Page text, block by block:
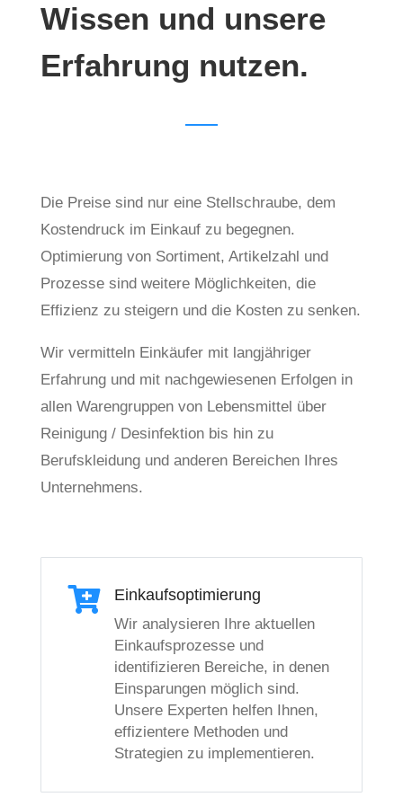
Wissen und unsere
Erfahrung nutzen.
Die Preise sind nur eine Stellschraube, dem
Kostendruck im Einkauf zu begegnen.
Optimierung von Sortiment, Artikelzahl und
Prozesse sind weitere Möglichkeiten, die
Effizienz zu steigern und die Kosten zu senken.
Wir vermitteln Einkäufer mit langjähriger
Erfahrung und mit nachgewiesenen Erfolgen in
allen Warengruppen von Lebensmittel über
Reinigung / Desinfektion bis hin zu
Berufskleidung und anderen Bereichen Ihres
Unternehmens.
 Einkaufsoptimierung
Wir analysieren Ihre aktuellen
Einkaufsprozesse und
identifizieren Bereiche, in denen
Einsparungen möglich sind.
Unsere Experten helfen Ihnen,
effizientere Methoden und
Strategien zu implementieren.